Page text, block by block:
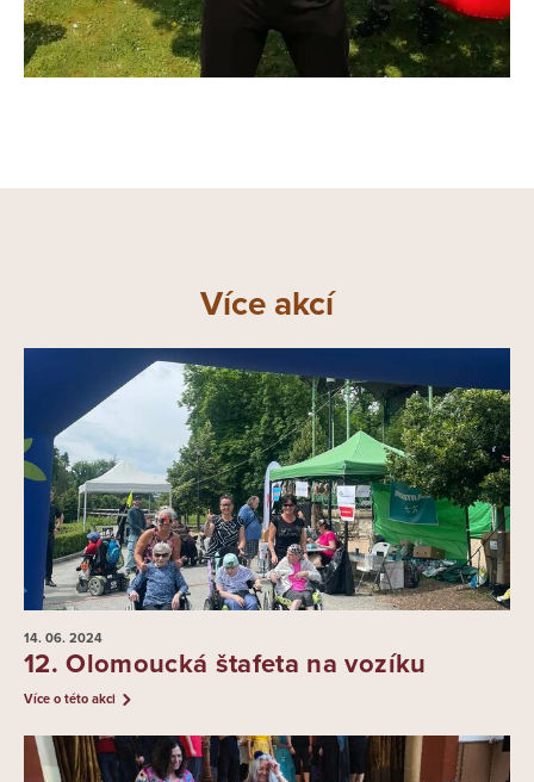
Více akcí
14. 06. 2024
12. Olomoucká štafeta na vozíku
Více o této akci